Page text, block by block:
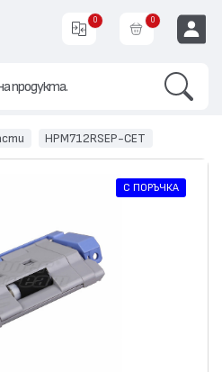
продукта.
0 0
HPM712RSEP-CET
С ПОРЪЧКА